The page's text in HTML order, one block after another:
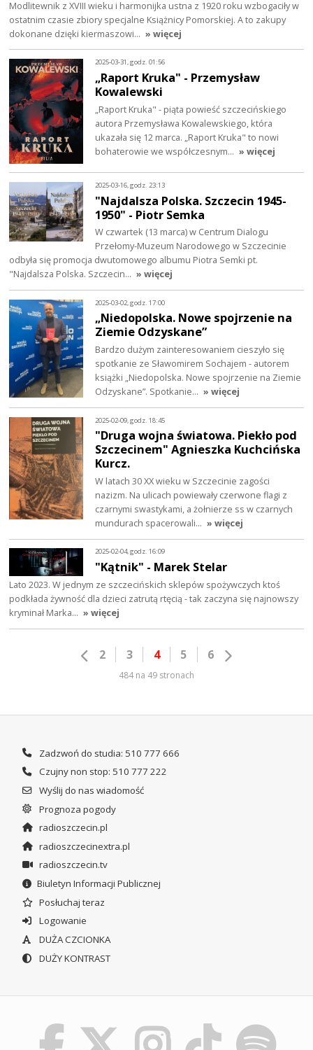
Modlitewnik z XVIII wieku i harmonijka ustna z 1920 roku wzbogaciły w
ostatnim czasie zbiory specjalne Książnicy Pomorskiej. A to zakupy
dokonane dzięki kiermaszowi… » więcej
2025-03-31, godz. 01:56
„Raport Kruka" - Przemysław
Kowalewski
„Raport Kruka" - piąta powieść szczecińskiego
autora Przemysława Kowalewskiego, która
ukazała się 12 marca. „Raport Kruka" to nowi
bohaterowie we współczesnym… » więcej
2025-03-16, godz. 23:13
"Najdalsza Polska. Szczecin 1945-
1950" - Piotr Semka
W czwartek (13 marca) w Centrum Dialogu
Przełomy-Muzeum Narodowego w Szczecinie
odbyła się promocja dwutomowego albumu Piotra Semki pt.
"Najdalsza Polska. Szczecin… » więcej
2025-03-02, godz. 17:00
„Niedopolska. Nowe spojrzenie na
Ziemie Odzyskane”
Bardzo dużym zainteresowaniem cieszyło się
spotkanie ze Sławomirem Sochajem - autorem
książki „Niedopolska. Nowe spojrzenie na Ziemie
Odzyskane”. Spotkanie… » więcej
2025-02-09, godz. 18:45
"Druga wojna światowa. Piekło pod
Szczecinem" Agnieszka Kuchcińska
Kurcz.
W latach 30 XX wieku w Szczecinie zagości
nazizm. Na ulicach powiewały czerwone flagi z
czarnymi swastykami, a żołnierze ss w czarnych
mundurach spacerowali… » więcej
2025-02-04, godz. 16:09
"Kątnik" - Marek Stelar
Lato 2023. W jednym ze szczecińskich sklepów spożywczych ktoś
podkłada żywność dla dzieci zatrutą rtęcią - tak zaczyna się najnowszy
kryminał Marka… » więcej
2 3 4 5 6
484 na 49 stronach
Zadzwoń do studia: 510 777 666
Czujny non stop: 510 777 222
Wyślij do nas wiadomość
Prognoza pogody
radioszczecin.pl
radioszczecinextra.pl
radioszczecin.tv
Biuletyn Informacji Publicznej
Posłuchaj teraz
Logowanie
DUŻA CZCIONKA
DUŻY KONTRAST